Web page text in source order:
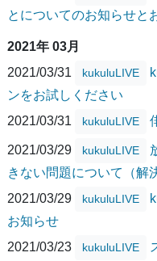
とについてのお知らせと
2021年 03月
2021/03/31
kukuluLIVE
ンをお試しください
2021/03/31
kukuluLIVE
2021/03/29 kukuluLIVE
きない問題について（解
2021/03/29
kukuluLIVE
お知らせ
2021/03/23
kukuluLIVE